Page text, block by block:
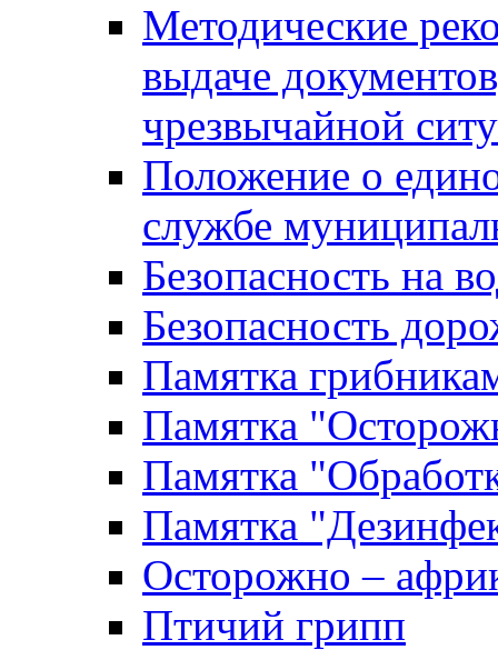
Методические
выдаче
чрезвычайной
Положение о
службе
Безопасность на
Безопасность
Памятка
Памятка
Памятка
Памятка
Осторожно –
Птичий грипп